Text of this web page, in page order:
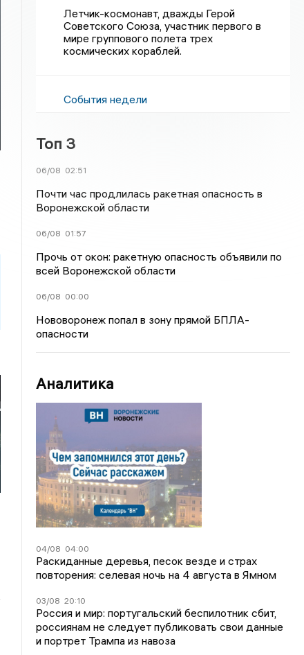
Летчик-космонавт, дважды Герой
Советского Союза, участник первого в
мире группового полета трех
космических кораблей.
События недели
Топ 3
06/08 02:51
Почти час продлилась ракетная опасность в
Воронежской области
06/08 01:57
Прочь от окон: ракетную опасность объявили по
всей Воронежской области
06/08 00:00
Нововоронеж попал в зону прямой БПЛА-
опасности
Аналитика
04/08 04:00
Раскиданные деревья, песок везде и страх
повторения: селевая ночь на 4 августа в Ямном
03/08 20:10
Россия и мир: португальский беспилотник сбит,
россиянам не следует публиковать свои данные
и портрет Трампа из навоза